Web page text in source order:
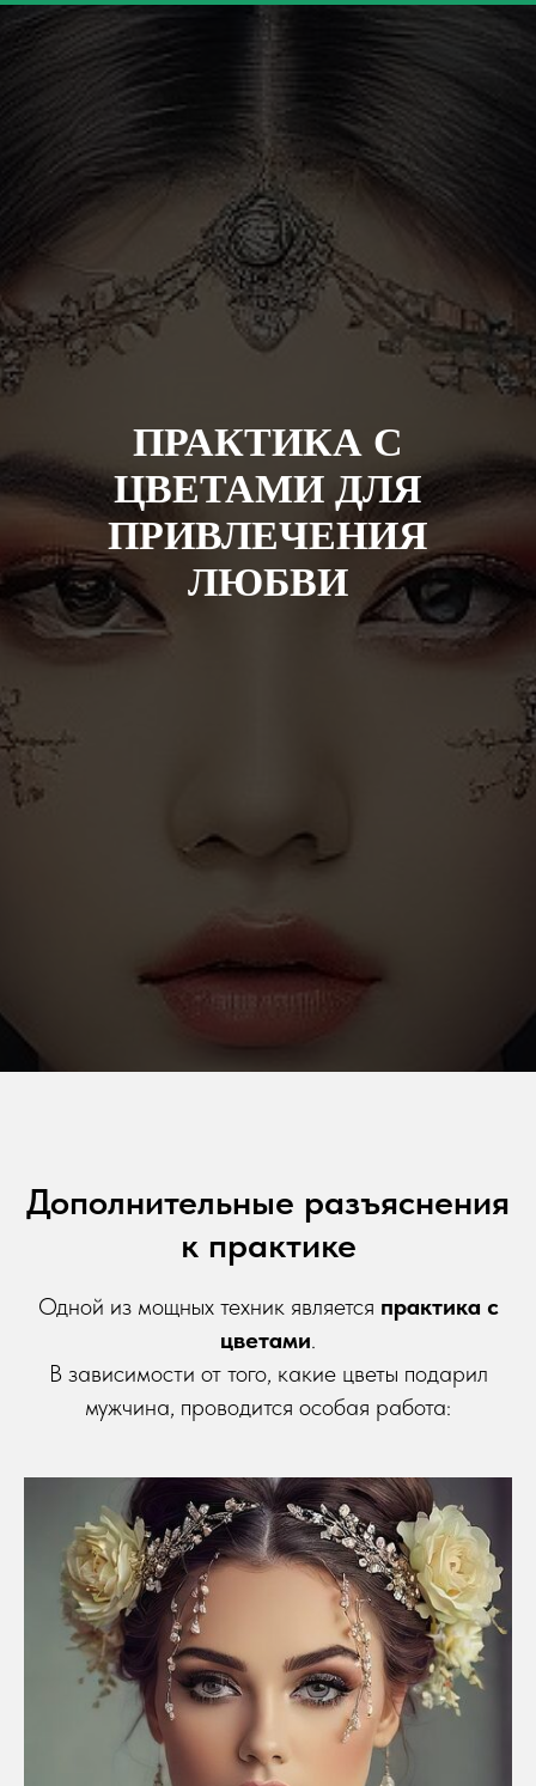
ПРАКТИКА С
ЦВЕТАМИ ДЛЯ
ПРИВЛЕЧЕНИЯ
ЛЮБВИ
Дополнительные разъяснения
к практике
Одной из мощных техник является практика с
цветами.
В зависимости от того, какие цветы подарил
мужчина, проводится особая работа: